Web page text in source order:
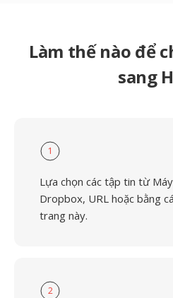
Làm thế nào để
sang
1
Lựa chọn các tập tin từ
Dropbox, URL hoặc bằng
trang này.
2